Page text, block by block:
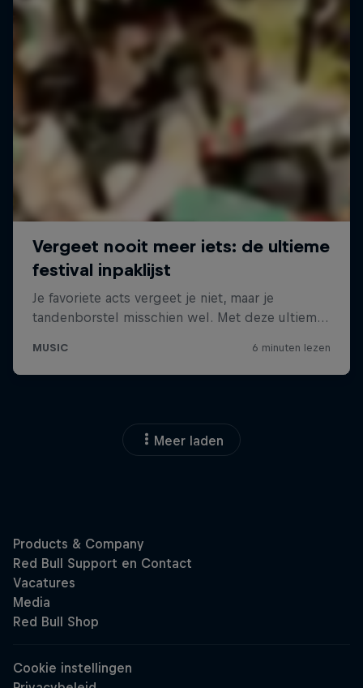
Meer laden